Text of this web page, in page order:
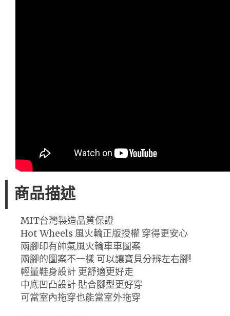
商品描述
MIT台灣製造品質保證
Hot Wheels 風火輪正版授權 穿得更安心
兩腳印有帥氣風火輪車車圖案
兩腳的圖案不一樣 可以讓寶貝分辨左右腳!
輕量鞋身設計 更舒適更好走
中底凹凸設計 貼合腳型更好穿
可當室內拖穿也能當室外拖穿